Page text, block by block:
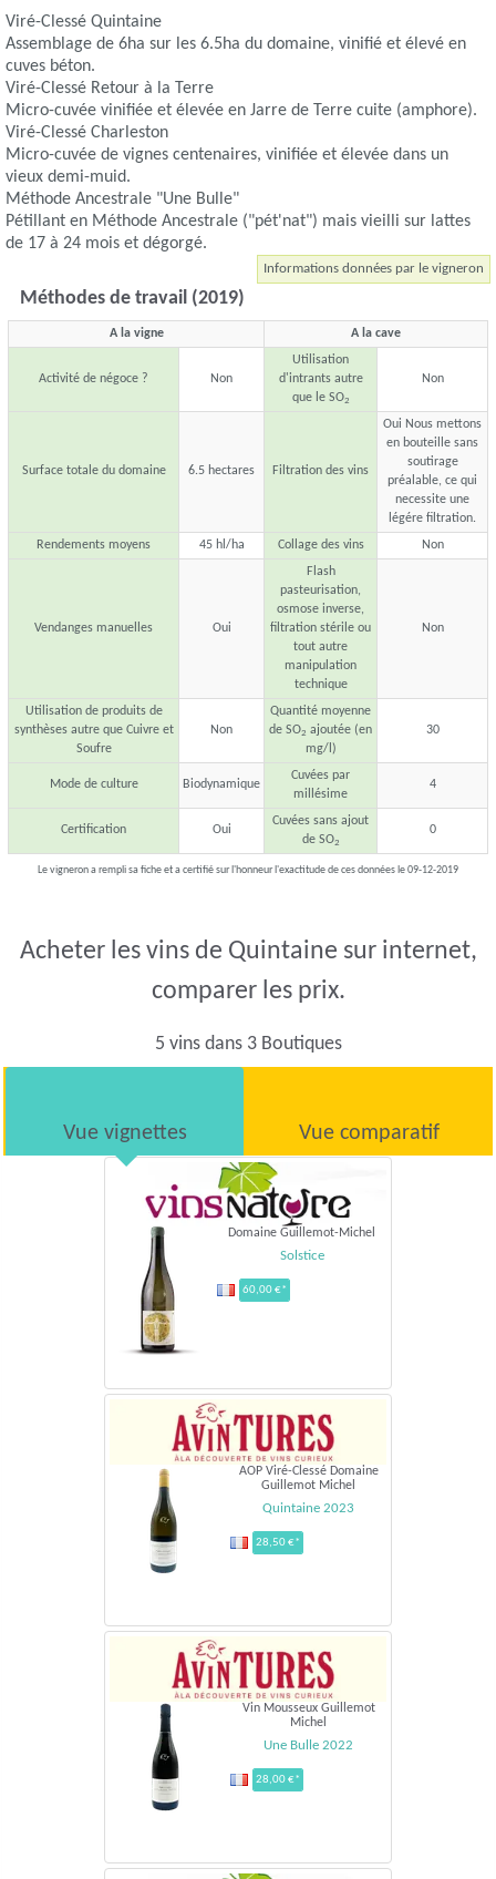
Viré-Clessé Quintaine
Assemblage de 6ha sur les 6.5ha du domaine, vinifié et élevé en
cuves béton.
Viré-Clessé Retour à la Terre
Micro-cuvée vinifiée et élevée en Jarre de Terre cuite (amphore).
Viré-Clessé Charleston
Micro-cuvée de vignes centenaires, vinifiée et élevée dans un
vieux demi-muid.
Méthode Ancestrale "Une Bulle"
Pétillant en Méthode Ancestrale ("pét'nat") mais vieilli sur lattes
de 17 à 24 mois et dégorgé.
Informations données par le vigneron
Méthodes de travail (2019)
A la vigne A la cave
Activité de négoce ? Non
Utilisation
d'intrants autre
que le SO2
Non
Surface totale du domaine 6.5 hectares Filtration des vins
Oui Nous mettons
en bouteille sans
soutirage
préalable, ce qui
necessite une
légére filtration.
Rendements moyens
45 hl/ha Collage des vins Non
Vendanges manuelles Oui
Flash
pasteurisation,
osmose inverse,
filtration stérile ou
tout autre
manipulation
technique
Non
Utilisation de produits de
synthèses autre que Cuivre et
Soufre
Non
Quantité moyenne
de SO2 ajoutée (en
mg/l)
30
Mode de culture Biodynamique
Cuvées par
millésime
4
Certification Oui
Cuvées sans ajout
de SO2
0
Le vigneron a rempli sa fiche et a certifié sur l'honneur l'exactitude de ces données le 09-12-2019
Acheter les vins de Quintaine sur internet,
comparer les prix.
5 vins dans 3 Boutiques
Vue vignettes Vue comparatif
Domaine Guillemot-Michel
Solstice
60,00 €*
AOP Viré-Clessé Domaine
Guillemot Michel
Quintaine 2023
28,50 €*
Vin Mousseux Guillemot
Michel
Une Bulle 2022
28,00 €*